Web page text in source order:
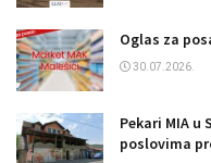
Oglas za
30.07.2026.
Pekari MIA
poslovima